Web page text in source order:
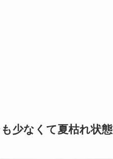
少なくて夏枯れ状態